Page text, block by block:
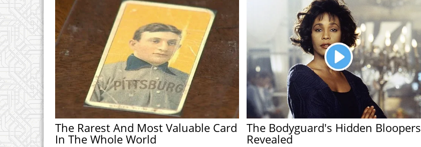
The Rarest And Most Valuable Card
In The Whole World
The Bodyguard's Hidden Bloopers
Revealed